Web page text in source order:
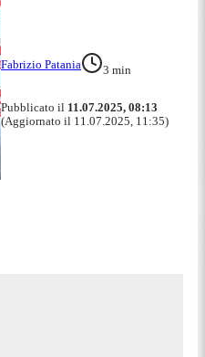
Fabrizio Patania 3 min
Pubblicato il 11.07.2025, 08:13
(Aggiornato il 11.07.2025, 11:35)